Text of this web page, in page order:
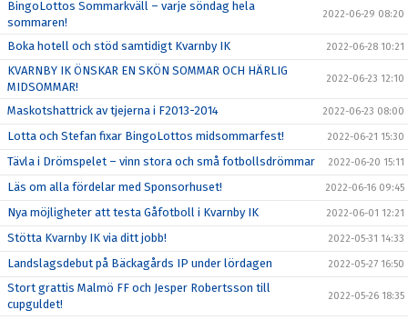
BingoLottos Sommarkväll – varje söndag hela
sommaren!
2022-06-29 08:20
Boka hotell och stöd samtidigt Kvarnby IK 2022-06-28 10:21
KVARNBY IK ÖNSKAR EN SKÖN SOMMAR OCH HÄRLIG
MIDSOMMAR!
2022-06-23 12:10
Maskotshattrick av tjejerna i F2013-2014 2022-06-23 08:00
Lotta och Stefan fixar BingoLottos midsommarfest! 2022-06-21 15:30
Tävla i Drömspelet – vinn stora och små fotbollsdrömmar 2022-06-20 15:11
Läs om alla fördelar med Sponsorhuset! 2022-06-16 09:45
Nya möjligheter att testa Gåfotboll i Kvarnby IK 2022-06-01 12:21
Stötta Kvarnby IK via ditt jobb! 2022-05-31 14:33
Landslagsdebut på Bäckagårds IP under lördagen 2022-05-27 16:50
Stort grattis Malmö FF och Jesper Robertsson till
cupguldet!
2022-05-26 18:35